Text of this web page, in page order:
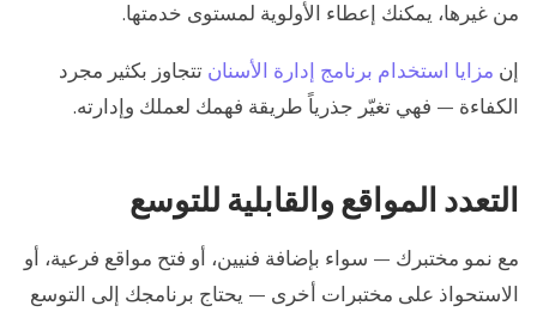
من غيرها، يمكنك إعطاء الأولوية لمستوى خدمتها.
إن مزايا استخدام برنامج إدارة الأسنان تتجاوز بكثير مجرد
الكفاءة — فهي تغيّر جذرياً طريقة فهمك لعملك وإدارته.
التعدد المواقع والقابلية للتوسع
مع نمو مختبرك — سواء بإضافة فنيين، أو فتح مواقع فرعية، أو
الاستحواذ على مختبرات أخرى — يحتاج برنامجك إلى التوسع